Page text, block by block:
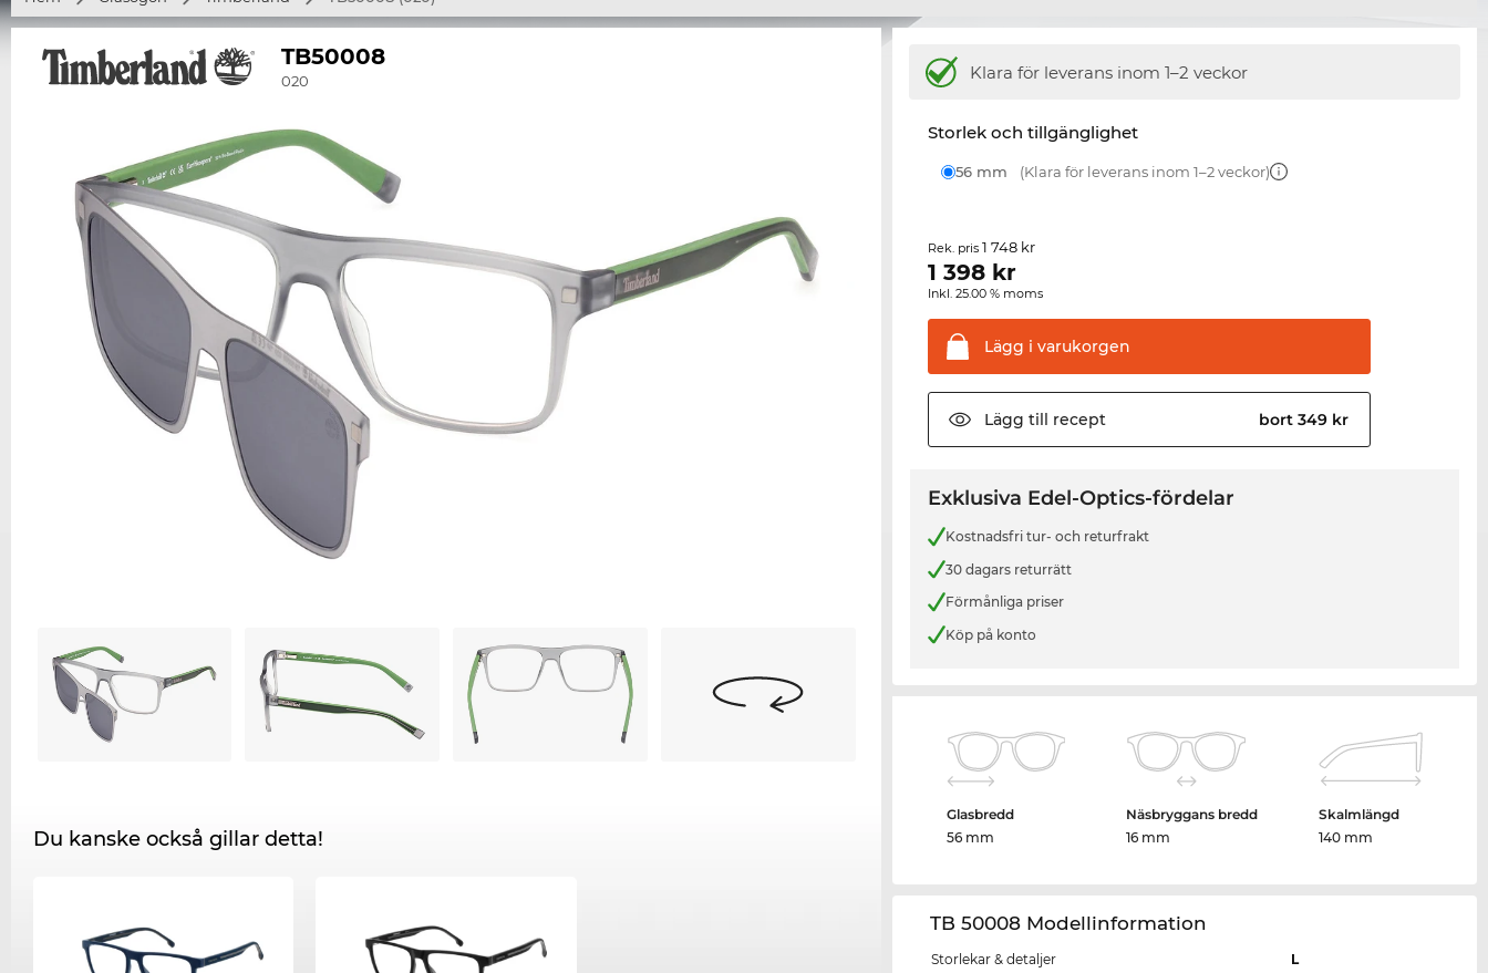
TB50008
020
Du kanske också gillar detta!
Klara för leverans inom 1–2 veckor
Storlek och tillgänglighet
56 mm (Klara för leverans inom 1–2 veckor)
Rek. pris1 748 kr
1 398 kr
Inkl. 25.00 % moms
Lägg i varukorgen
Lägg till recept bort 349 kr
Exklusiva Edel-Optics-fördelar
Kostnadsfri tur- och returfrakt
30 dagars returrätt
Förmånliga priser
Köp på konto
Glasbredd
56 mm
Näsbryggans bredd
16 mm
Skalmlängd
140 mm
TB 50008 Modellinformation
Storlekar & detaljer
L